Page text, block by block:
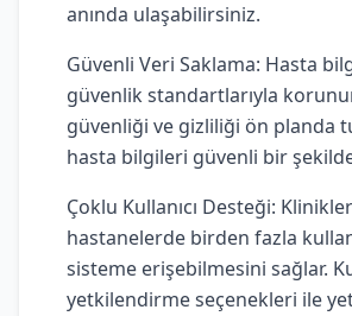
anında ulaşabilirsiniz.
Güvenli Veri Saklama: Hasta
güvenlik standartlarıyla
güvenliği ve gizliliği ön planda
hasta bilgileri güvenli bir
Çoklu Kullanıcı Desteği:
hastanelerde birden fazla
sisteme erişebilmesini sağlar.
yetkilendirme seçenekleri ile